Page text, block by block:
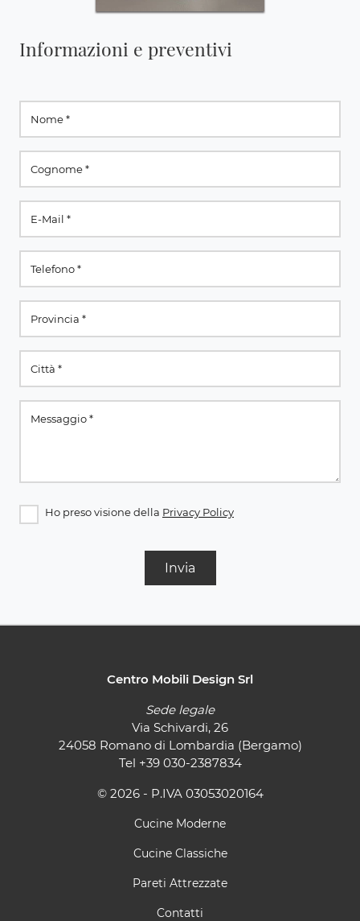
Informazioni e preventivi
Ho preso visione della Privacy Policy
Invia
Centro Mobili Design Srl
Sede legale
Via Schivardi, 26
24058 Romano di Lombardia (Bergamo)
Tel +39 030-2387834
© 2026 - P.IVA 03053020164
Cucine Moderne
Cucine Classiche
Pareti Attrezzate
Contatti